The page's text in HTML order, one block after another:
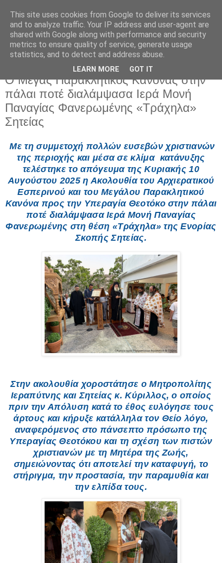
Δευτέρα 11 Αυγούστου 2025
Ο Μέγας Παρακλητικός Κανόνας στην
πάλαι ποτέ διαλάμψασα Ιερά Μονή
Παναγίας Φανερωμένης «Τράχηλα»
Σητείας
Με τη συμμετοχή πολλών ευσεβών χριστιανών
της περιοχής και μέσα σε κλίμα κατάνυξης
τελέστηκε το απόγευμα της Kυριακής 10
Αυγούστου 2025 η Ακολουθία του Αρχιερατικού
Εσπερινού και του Μεγάλου Παρακλητικού
Κανόνα προς την Υπεραγία Θεοτόκο στην πάλαι
ποτέ διαλάμψασα Ιερά Μονή Παναγίας
Φανερωμένης στη θέση «Τράχηλα» της Ενορίας
Σκοπής Σητείας.
Στην ακολουθία χοροστάτησε ο Μητροπολίτης
Ιεραπύτνης και Σητείας κ. Κύριλλος, ο οποίος
πριν την Απόλυση κατά το έθος ευλόγησε τους
άρτους και κήρυξε κατάλληλα τον Θείο λόγο,
αναφερόμενος στο πάνσεπτο πρόσωπο της
Υπεραγίας Θεοτόκου και τη σχέση των πιστών
χριστιανών με τη Μητέρα της Ζωής,
σημειώνοντας ότι αποτελεί την καταφυγή, το
στήριγμα, την προστασία, την παραμυθία και
την ελπίδα τους.
This site uses cookies from Google to deliver its services
and to analyze traffic. Your IP address and user-agent are
shared with Google along with performance and security
metrics to ensure quality of service, generate usage
statistics, and to detect and address abuse.
LEARN MORE GOT IT